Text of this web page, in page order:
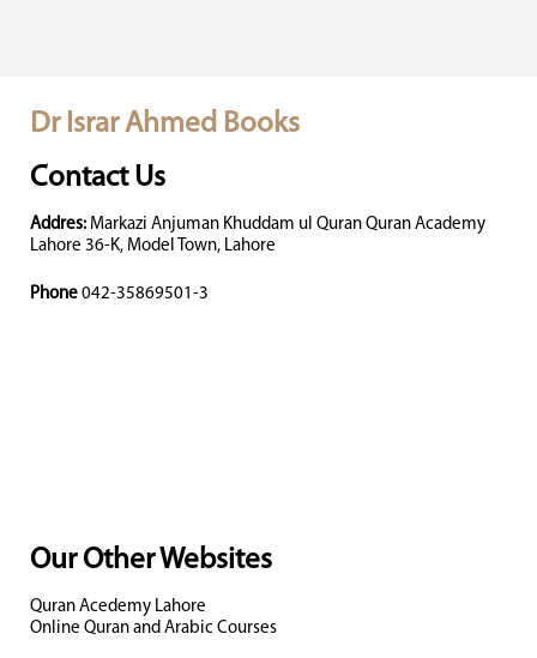
Dr Israr Ahmed Books
Contact Us
Addres: Markazi Anjuman Khuddam ul Quran Quran Academy
Lahore 36-K, Model Town, Lahore
Phone 042-35869501-3
Our Other Websites
Quran Acedemy Lahore
Online Quran and Arabic Courses